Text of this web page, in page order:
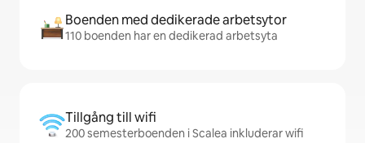
Boenden med dedikerade arbetsytor
110 boenden har en dedikerad arbetsyta
Tillgång till wifi
200 semesterboenden i Scalea inkluderar wifi